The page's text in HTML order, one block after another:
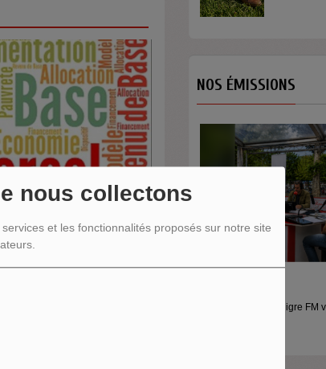
nous collectons
et les fonctionnalités proposés sur notre site
2 invités :
Est Créteil Val-de-
NOS ÉMISSIONS
Micros baladeurs Aligre FM